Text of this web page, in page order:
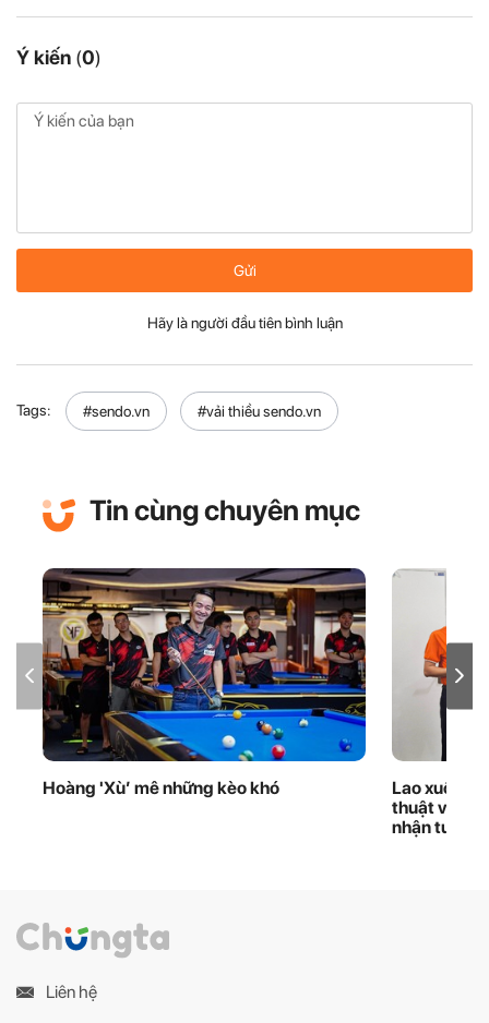
Ý kiến (0)
Gửi
Hãy là người đầu tiên bình luận
Tags: #sendo.vn #vải thiều sendo.vn
Tin cùng chuyên mục
Hoàng 'Xù’ mê những kèo khó
Lao xuống
thuật viên
nhận tuyên
Liên hệ